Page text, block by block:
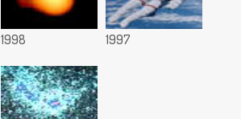
1998 1997